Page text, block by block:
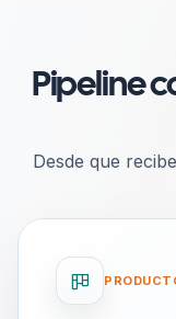
Pipeline
Desde que